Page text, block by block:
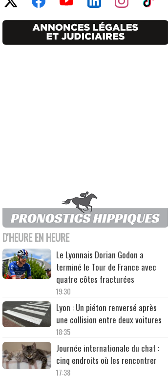
D'HEURE EN HEURE
Le Lyonnais Dorian Godon a
terminé le Tour de France avec
quatre côtes fracturées
19:30
Lyon : Un piéton renversé après
une collision entre deux voitures
18:35
Journée internationale du chat :
cinq endroits où les rencontrer
17:38